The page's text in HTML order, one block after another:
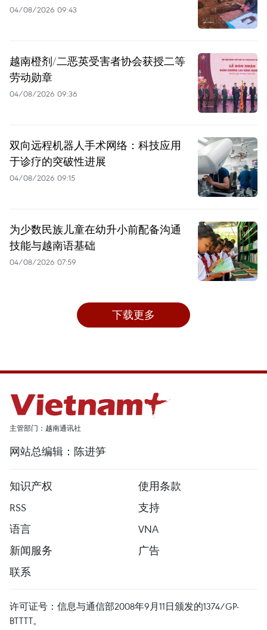
04/08/2026 09:43
越南橙剂/二恶英受害者协会获授二等
劳动勋章
04/08/2026 09:36
双向远程机器人手术网络：科技应用
于诊疗的突破性进展
04/08/2026 09:15
为少数民族儿童在幼升小前配备沟通
技能与越南语基础
04/08/2026 07:59
下载更多
主管部门：越南通讯社
网站总编辑：陈进笋
知识产权
使用条款
RSS
支持
语言
VNA
新闻服务
广告
联系
许可证号：信息与通信部2008年9月11日颁发的1374/GP-
BTTTT。